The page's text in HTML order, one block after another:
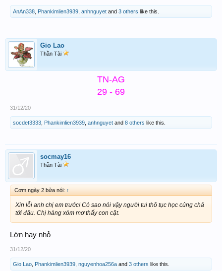
AnAn338 Phankimlien3939 anhnguyet and 3 others like this.
Gio Lao
Thần Tài
TN-AG
29 - 69
31/12/20
socdet3333 Phankimlien3939 anhnguyet and 8 others like this.
socmay16
Thần Tài
Cơm ngày 2 bửa nói: ↑
Xin lỗi anh chị em trước! Có sao nói vậy người tui thô tục học củng chả
tới đâu. Chị hàng xóm mơ thấy con cặt.
Lớn hay nhỏ
31/12/20
Gio Lao Phankimlien3939 nguyenhoa256a and 3 others like this.